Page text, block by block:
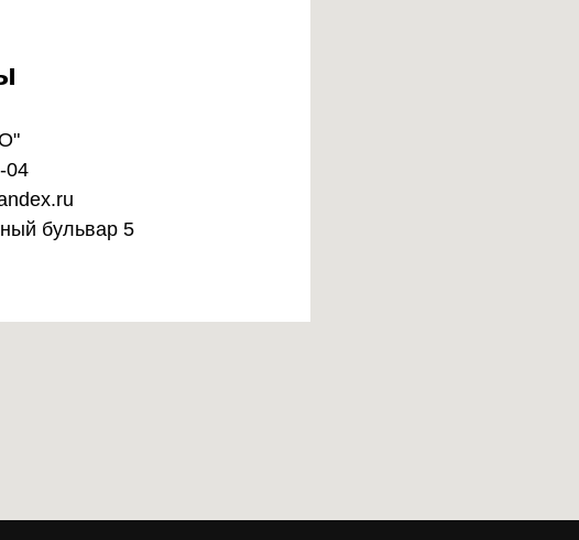
04
бульвар 5